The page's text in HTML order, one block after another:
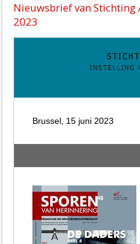
Nieuwsbrief van
2023